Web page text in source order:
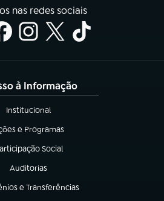
nas redes sociais
à Informação
Institucional
(abre em nova aba)
e Programas
em nova aba)
Social
em nova aba)
Auditorias
(abre em nova aba)
e Transferências
nova aba)